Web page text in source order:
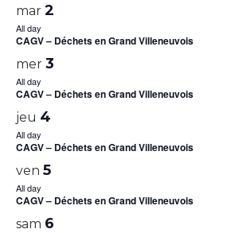
mar 2
All day
CAGV – Déchets en Grand Villeneuvois
mer 3
All day
CAGV – Déchets en Grand Villeneuvois
jeu 4
All day
CAGV – Déchets en Grand Villeneuvois
ven 5
All day
CAGV – Déchets en Grand Villeneuvois
sam 6